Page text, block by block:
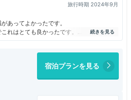
旅行時期 2024年9月
あってよかったです。
れはとても良かったです。
多くあります。
ましたが、チェックインを待たせている間
のではと思います。ロビーフロアにはスタ
るだけでの人が多いのはかなり残念。ウェ
宿泊プランを見る